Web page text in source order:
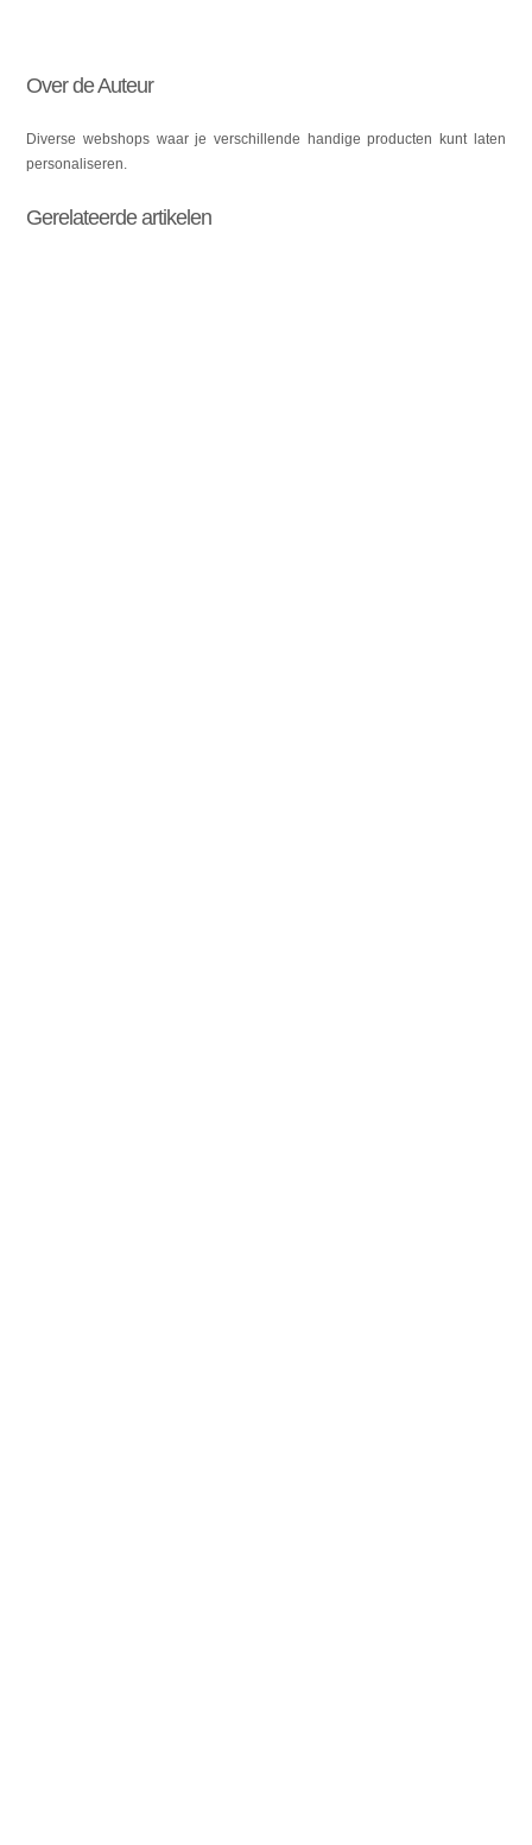
Over de Auteur
Diverse webshops waar je verschillende handige producten kunt laten
personaliseren.
Gerelateerde artikelen